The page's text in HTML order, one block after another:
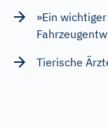
»Ein
Tierische